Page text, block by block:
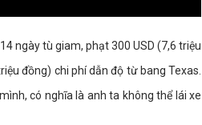
ngày tù giam, phạt 300 USD (7,6 triệu
đồng) chi phí dẫn độ từ bang Texas.
có nghĩa là anh ta không thể lái xe